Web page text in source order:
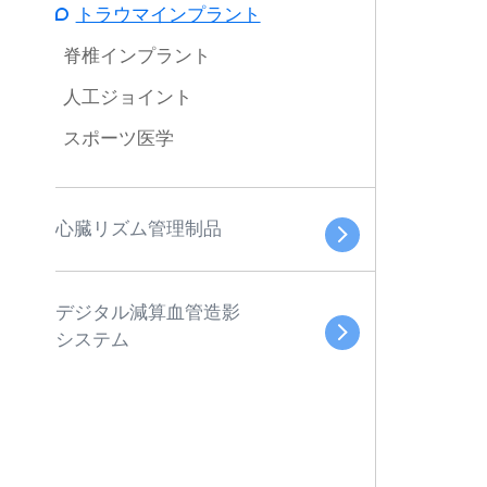
トラウマインプラント
脊椎インプラント
人工ジョイント
スポーツ医学
心臓リズム管理制品
デジタル減算血管造影
システム